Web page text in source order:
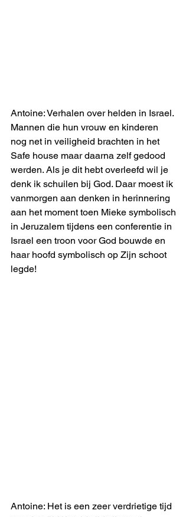
Antoine: Verhalen over helden in Israel.
Mannen die hun vrouw en kinderen
nog net in veiligheid brachten in het
Safe house maar daarna zelf gedood
werden. Als je dit hebt overleefd wil je
denk ik schuilen bij God. Daar moest ik
vanmorgen aan denken in herinnering
aan het moment toen Mieke symbolisch
in Jeruzalem tijdens een conferentie in
Israel een troon voor God bouwde en
haar hoofd symbolisch op Zijn schoot
legde!
Antoine: Het is een zeer verdrietige tijd